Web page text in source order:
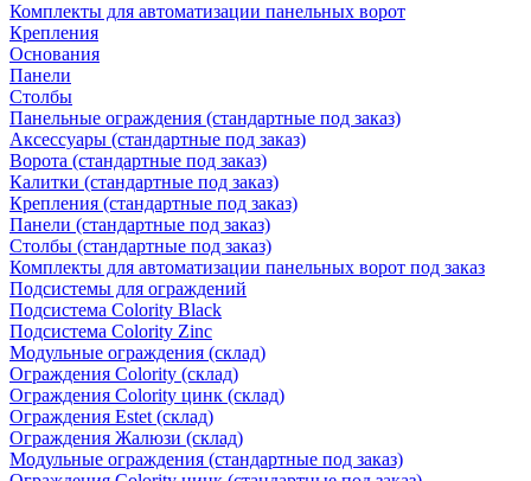
Комплекты для автоматизации панельных ворот
Крепления
Основания
Панели
Столбы
Панельные ограждения (стандартные под заказ)
Аксессуары (стандартные под заказ)
Ворота (стандартные под заказ)
Калитки (стандартные под заказ)
Крепления (стандартные под заказ)
Панели (стандартные под заказ)
Столбы (стандартные под заказ)
Комплекты для автоматизации панельных ворот под заказ
Подсистемы для ограждений
Подсистема Colority Black
Подсистема Colority Zinc
Модульные ограждения (склад)
Ограждения Colority (склад)
Ограждения Colority цинк (склад)
Ограждения Estet (склад)
Ограждения Жалюзи (склад)
Модульные ограждения (стандартные под заказ)